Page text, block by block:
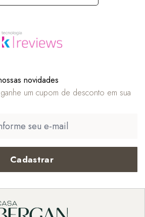
novidades
um cupom de desconto em sua
Cadastrar